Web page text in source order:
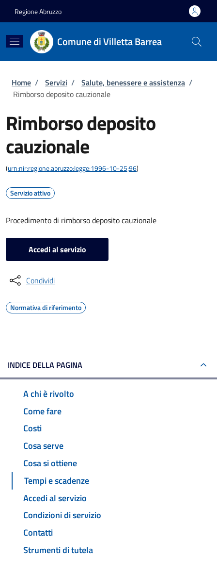
Regione Abruzzo
Comune di Villetta Barrea
Briciole di pane
Home / Servizi / Salute, benessere e assistenza /
Rimborso deposito cauzionale
Rimborso deposito
cauzionale
(urn:nir:regione.abruzzo:legge:1996-10-25;96)
Servizio attivo
Procedimento di rimborso deposito cauzionale
Accedi al servizio
Condividi
Normativa di riferimento
INDICE DELLA PAGINA
A chi è rivolto
Come fare
Costi
Cosa serve
Cosa si ottiene
Tempi e scadenze
Accedi al servizio
Condizioni di servizio
Contatti
Strumenti di tutela